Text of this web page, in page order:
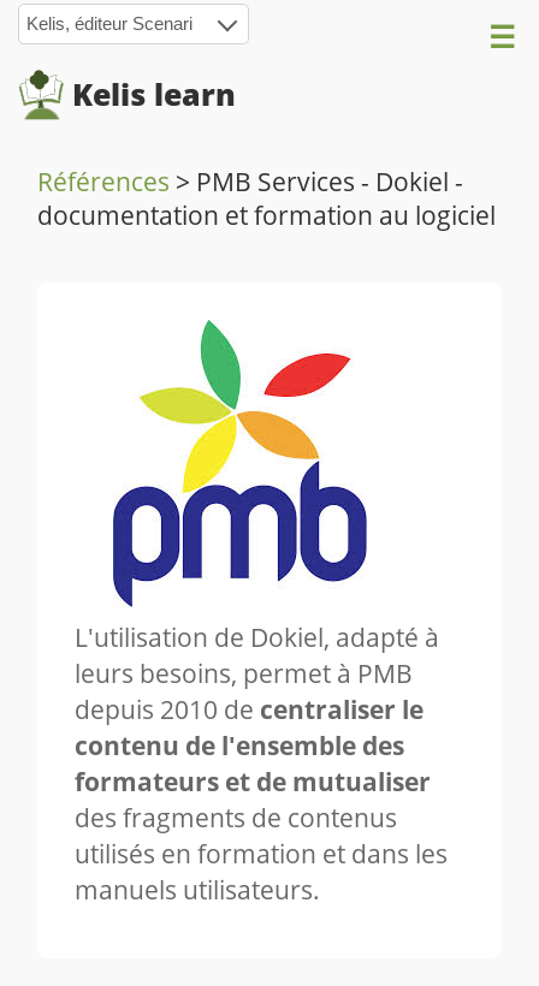
Kelis, éditeur Scenari
Kelis learn
Références > PMB Services - Dokiel -
documentation et formation au logiciel
L'utilisation de Dokiel, adapté à
leurs besoins, permet à PMB
depuis 2010 de centraliser le
contenu de l'ensemble des
formateurs et de mutualiser
des fragments de contenus
utilisés en formation et dans les
manuels utilisateurs.